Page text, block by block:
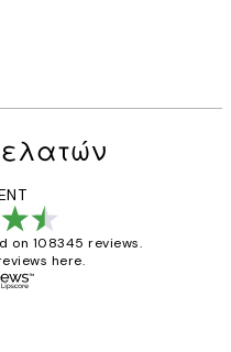
on 108345 reviews.
here.